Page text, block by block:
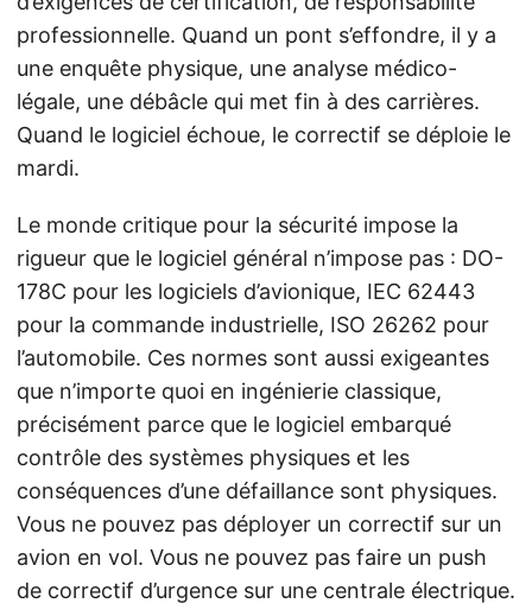
professionnelle. Quand un pont s’effondre, il y a
une enquête physique, une analyse médico-
légale, une débâcle qui met fin à des carrières.
Quand le logiciel échoue, le correctif se déploie le
mardi.
Le monde critique pour la sécurité impose la
rigueur que le logiciel général n’impose pas : DO-
178C pour les logiciels d’avionique, IEC 62443
pour la commande industrielle, ISO 26262 pour
l’automobile. Ces normes sont aussi exigeantes
que n’importe quoi en ingénierie classique,
précisément parce que le logiciel embarqué
contrôle des systèmes physiques et les
conséquences d’une défaillance sont physiques.
Vous ne pouvez pas déployer un correctif sur un
avion en vol. Vous ne pouvez pas faire un push
de correctif d’urgence sur une centrale électrique.